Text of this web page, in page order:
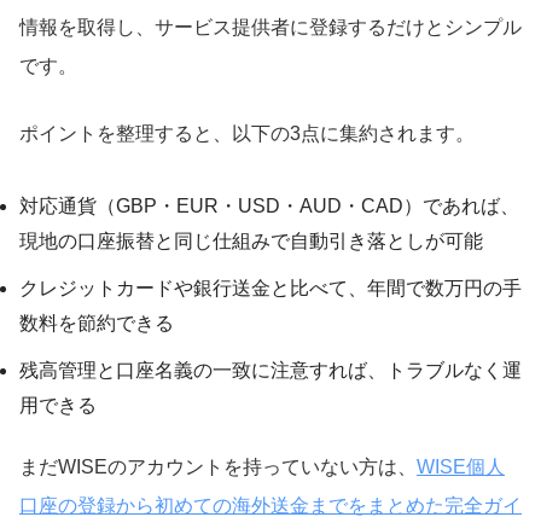
情報を取得し、サービス提供者に登録するだけとシンプル
です。
ポイントを整理すると、以下の3点に集約されます。
対応通貨（GBP・EUR・USD・AUD・CAD）であれば、
現地の口座振替と同じ仕組みで自動引き落としが可能
クレジットカードや銀行送金と比べて、年間で数万円の手
数料を節約できる
残高管理と口座名義の一致に注意すれば、トラブルなく運
用できる
まだWISEのアカウントを持っていない方は、 WISE個人
口座の登録から初めての海外送金までをまとめた完全ガイ